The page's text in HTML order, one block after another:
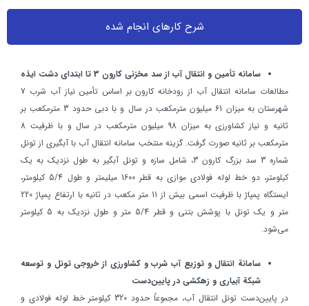
شرح کارهاي انجام شده
سامانه تأمين و انتقال آب از سد مخزني كارون 3 تا ابتداي دشت ايذه
مطالعات سامانه انتقال آب از رودخانه كارون بر اساس تأمين نياز آب شرب 7
شهرستان به ميزان 61 ميليون مترمكعب در سال و با دبي حدود 3 مترمكعب بر
ثانيه و نياز كشاورزي به ميزان 98 ميليون مترمكعب در سال و با ظرفيت 8
مترمكعب بر ثانيه صورت گرفت. گزينه منتخب سامانه انتقال آب با آبگيري از تونل
شماره 3 سد بزرگ كارون 3، شامل سازه و تونل آبگير به طول نزديك به يك
كيلومتر، دو خط لوله فولادي موازي به قطر 1600 ميليمتر و طول 5/4 كيلومتر،
ايستگاه پمپاژ با ظرفيت اسمي بيش از 11 متر مكعب در ثانيه با ارتفاع پمپاژ 220
متر و يك تونل با پوشش بتني و قطر 5/4 متر و طول نزديك به 5 كيلومتر
مي‌شود.
سامانة انتقال و توزيع آب شرب و كشاورزي از خروجي تونل و توسعه
شبكة آبياري و زهكشي در پايين‌دست
در پايين‌دست تونل انتقال آب، مجموعاً حدود 320 كيلومتر خط لوله فولادي و